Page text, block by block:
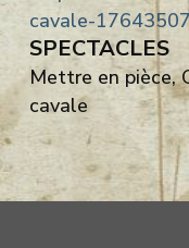
cavale-
SPECTACLES
Mettre en pièce,
cavale